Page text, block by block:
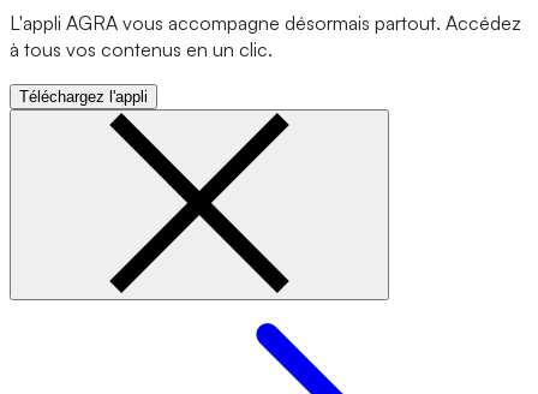
L'appli AGRA vous accompagne désormais partout. Accédez
à tous vos contenus en un clic.
Téléchargez l'appli